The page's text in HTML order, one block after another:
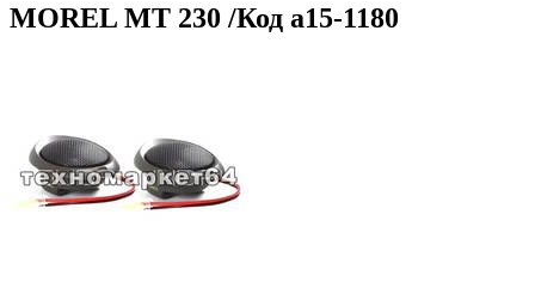
MOREL MT 230 /Код a15-1180